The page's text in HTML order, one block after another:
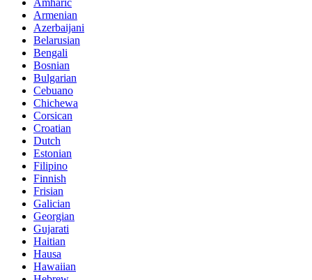
Armenian
Azerbaijani
Belarusian
Bengali
Bosnian
Bulgarian
Cebuano
Chichewa
Corsican
Croatian
Dutch
Estonian
Filipino
Finnish
Frisian
Galician
Georgian
Gujarati
Haitian
Hausa
Hawaiian